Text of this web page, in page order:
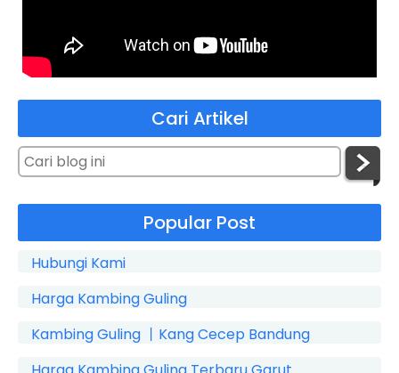
Cari Artikel
Popular Post
Hubungi Kami
Harga Kambing Guling
Kambing Guling 丨Kang Cecep Bandung